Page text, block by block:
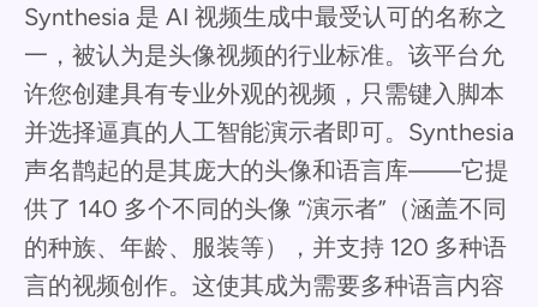
Synthesia 是 AI 视频生成中最受认可的名称之
一，被认为是头像视频的行业标准。该平台允
许您创建具有专业外观的视频，只需键入脚本
并选择逼真的人工智能演示者即可。Synthesia
声名鹊起的是其庞大的头像和语言库——它提
供了 140 多个不同的头像 “演示者”（涵盖不同
的种族、年龄、服装等），并支持 120 多种语
言的视频创作。这使其成为需要多种语言内容